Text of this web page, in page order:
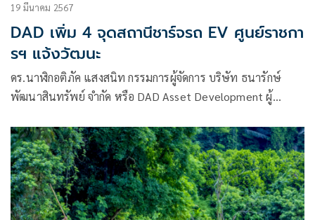
19 มีนาคม 2567
DAD เพิ่ม 4 จุดสถานีชาร์จรถ EV ศูนย์ราชกา
รฯ แจ้งวัฒนะ
ดร.นาฬิกอติภัค แสงสนิท กรรมการผู้จัดการ บริษัท ธนารักษ์
พัฒนาสินทรัพย์ จำกัด หรือ DAD Asset Development ผู้